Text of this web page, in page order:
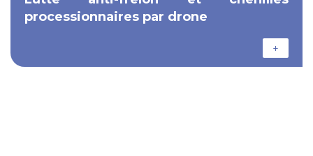
processionnaires par drone
+